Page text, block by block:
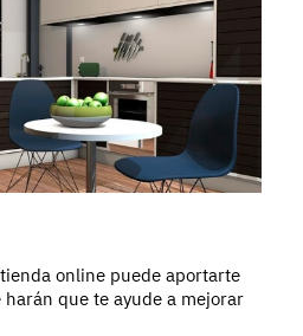
online puede aportarte
que te ayude a mejorar